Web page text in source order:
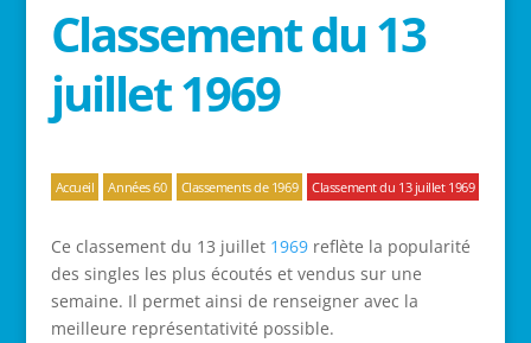
Classement du 13
juillet 1969
Accueil Années 60 Classements de 1969 Classement du 13 juillet 1969
Ce classement du 13 juillet 1969reflète la popularité
des singles les plus écoutés et vendus sur une
semaine. Il permet ainsi de renseigner avec la
meilleure représentativité possible.